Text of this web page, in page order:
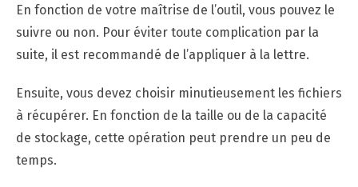
En fonction de votre maîtrise de l’outil, vous pouvez le
suivre ou non. Pour éviter toute complication par la
suite, il est recommandé de l’appliquer à la lettre.
Ensuite, vous devez choisir minutieusement les fichiers
à récupérer. En fonction de la taille ou de la capacité
de stockage, cette opération peut prendre un peu de
temps.